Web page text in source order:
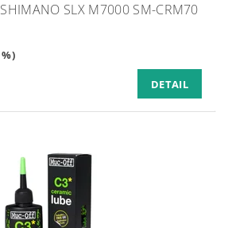
SLX M7000 SM-CRM70
%)
DETAIL